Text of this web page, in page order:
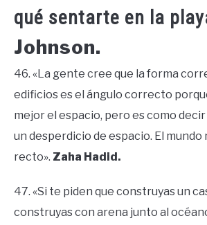
qué sentarte en la
Johnson.
46. «La gente cree que la forma
edificios es el ángulo correcto
mejor el espacio, pero es como
un desperdicio de espacio. El mundo
recto». Zaha Hadid.
47. «Si te piden que construyas un
construyas con arena junto al